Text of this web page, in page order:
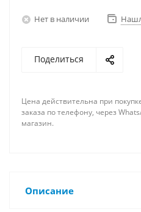
Нет в наличии
Поделиться
Цена действительна при
заказа по телефону, через
магазин.
Описание